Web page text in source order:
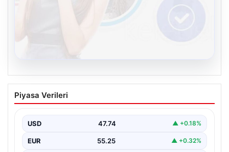
Kelebek chat adresi İle Çevrim içi
İletişimin Güvenli Adresi Ve Sohbet
Sanal çağında bireylerin kaliteli bir tarzda irtibat kurması
Piyasa Verileri
USD 47.74 ▲ +0.18%
EUR 55.25 ▲ +0.32%